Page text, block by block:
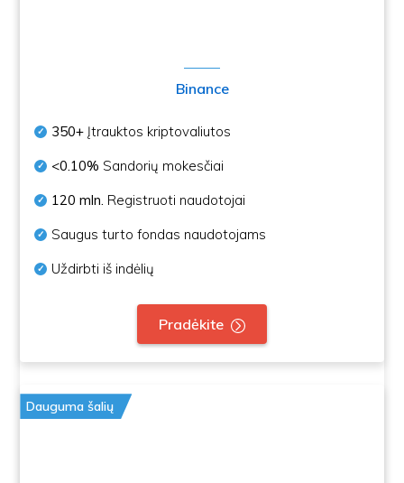
Binance
350+ Įtrauktos kriptovaliutos
<0.10% Sandorių mokesčiai
120 mln. Registruoti naudotojai
Saugus turto fondas naudotojams
Uždirbti iš indėlių
Pradėkite
Dauguma šalių